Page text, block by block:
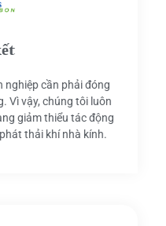
nghiệp cần phải đóng
Vì vậy, chúng tôi luôn
giảm thiểu tác động
thải khí nhà kính.